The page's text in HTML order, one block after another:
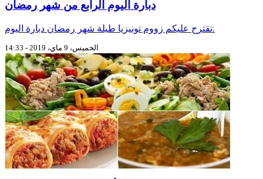
دبارة اليوم الرابع من شهر رمضان
تقترح عليكم زووم تونيزيا طيلة شهر رمضان دبارة اليوم.
الخميس، 9 ماي، 2019 - 14:33